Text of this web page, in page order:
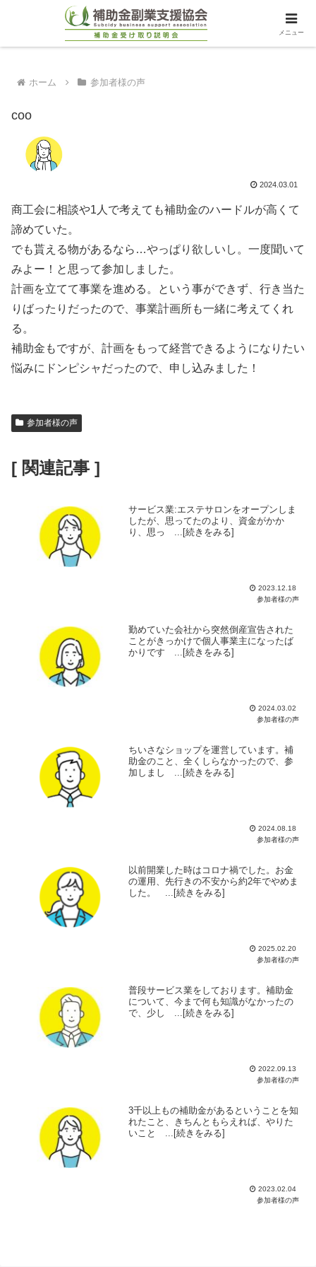
ホーム 参加者様の声
coo
2024.03.01
商工会に相談や1人で考えても補助金のハードルが高くて
諦めていた。
でも貰える物があるなら…やっぱり欲しいし。一度聞いて
みよー！と思って参加しました。
計画を立てて事業を進める。という事ができず、行き当た
りばったりだったので、事業計画所も一緒に考えてくれ
る。
補助金もですが、計画をもって経営できるようになりたい
悩みにドンピシャだったので、申し込みました！
参加者様の声
[ 関連記事 ]
サービス業:エステサロンをオープンしま
したが、思ってたのより、資金がかか
り、思っ ...[続きをみる]
2023.12.18
参加者様の声
勤めていた会社から突然倒産宣告された
ことがきっかけで個人事業主になったば
かりです ...[続きをみる]
2024.03.02
参加者様の声
ちいさなショップを運営しています。補
助金のこと、全くしらなかったので、参
加しまし ...[続きをみる]
2024.08.18
参加者様の声
以前開業した時はコロナ禍でした。お金
の運用、先行きの不安から約2年でやめま
した。 ...[続きをみる]
2025.02.20
参加者様の声
普段サービス業をしております。補助金
について、今まで何も知識がなかったの
で、少し ...[続きをみる]
2022.09.13
参加者様の声
3千以上もの補助金があるということを知
れたこと、きちんともらえれば、やりた
いこと ...[続きをみる]
2023.02.04
参加者様の声
メニュー